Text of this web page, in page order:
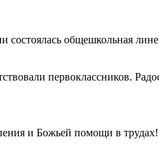
состоялась общешкольная
первоклассников.
и Божьей помощи в трудах!